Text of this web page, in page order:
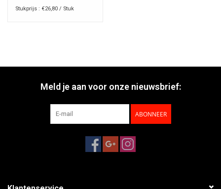
Stukprijs : €26,80 / Stuk
Meld je aan voor onze nieuwsbrief:
ABONNEER